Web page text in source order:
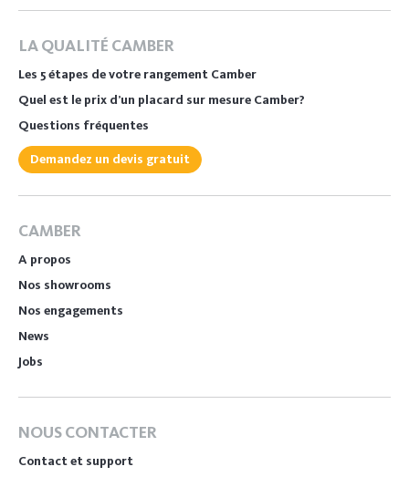
LA QUALITÉ CAMBER
Les 5 étapes de votre rangement Camber
Quel est le prix d’un placard sur mesure Camber?
Questions fréquentes
Demandez un devis gratuit
CAMBER
A propos
Nos showrooms
Nos engagements
News
Jobs
NOUS CONTACTER
Contact et support